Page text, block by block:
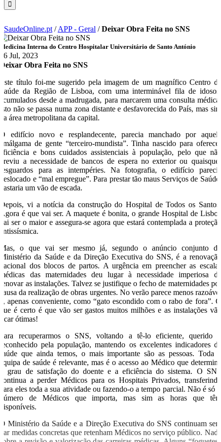
SaudeOnline.pt /APP - Geral /Deixar Obra Feita no SNS
Medicina Interna do Centro Hospitalar Universitário de Santo António
26 Jul, 2023
Deixar Obra Feita no SNS
Este título foi-me sugerido pela imagem de um magnífico Centro de
Saúde da Região de Lisboa, com uma interminável fila de idosos,
acumulados desde a madrugada, para marcarem uma consulta médica.
Isto não se passa numa zona distante e desfavorecida do País, mas sim
na área metropolitana da capital.
O edifício novo e resplandecente, parecia manchado por aquela
amálgama de gente “terceiro-mundista”. Tinha nascido para oferecer
eficiência e bons cuidados assistenciais à população, pelo que não
previu a necessidade de bancos de espera no exterior ou quaisquer
resguardos para as intempéries. Na fotografia, o edifício parecia
deslocado e “mal empregue”. Para prestar tão maus Serviços de Saúde,
bastaria um vão de escada.
Depois, vi a notícia da construção do Hospital de Todos os Santos.
Agora é que vai ser. A maquete é bonita, o grande Hospital de Lisboa
vai ser o maior e assegura-se agora que estará contemplada a proteção
antissísmica.
Mas, o que vai ser mesmo já, segundo o anúncio conjunto do
Ministério da Saúde e da Direção Executiva do SNS, é a renovação
nacional dos blocos de partos. A urgência em preencher as escalas
médicas das maternidades deu lugar à necessidade imperiosa de
renovar as instalações. Talvez se justifique o fecho de maternidades por
causa da realização de obras urgentes. No verão parece menos razoável
e, apenas conveniente, como “gato escondido com o rabo de fora”. O
que é certo é que vão ser gastos muitos milhões e as instalações vão
ficar ótimas!
Para recuperarmos o SNS, voltando a tê-lo eficiente, querido e
reconhecido pela população, mantendo os excelentes indicadores de
saúde que ainda temos, o mais importante são as pessoas. Toda a
equipa de saúde é relevante, mas é o acesso ao Médico que determina
o grau de satisfação do doente e a eficiência do sistema. O SNS
continua a perder Médicos para os Hospitais Privados, transferindo
para eles toda a sua atividade ou fazendo-o a tempo parcial. Não é só o
número de Médicos que importa, mas sim as horas que têm
disponíveis.
O Ministério da Saúde e a Direção Executiva do SNS continuam sem
dar medidas concretas que retenham Médicos no serviço público. Nada